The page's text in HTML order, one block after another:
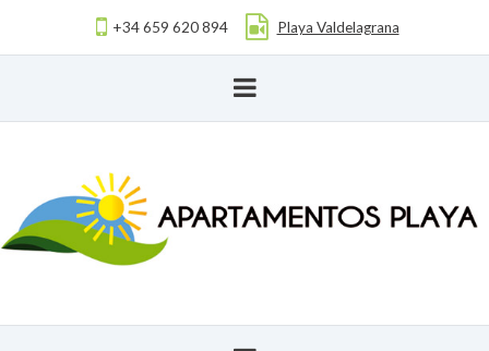
+34 659 620 894 Playa Valdelagrana